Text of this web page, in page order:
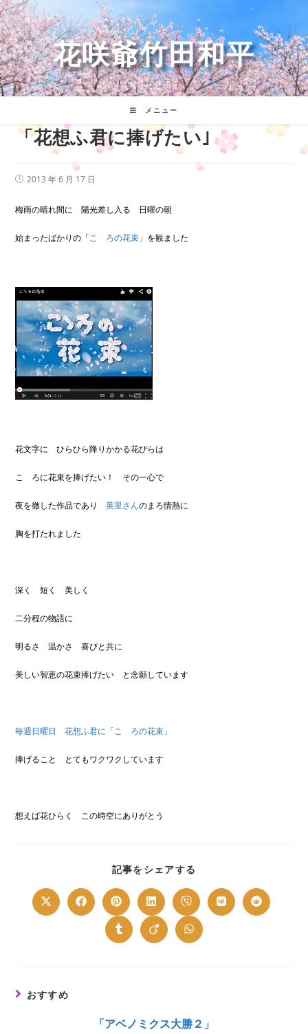
コ
ン
テ
ン
ツ
へ
ス
花咲爺竹田和平
メニュー
「花想ふ君に捧げたい｣
投
開
2013 年 6 月 17 日
梅雨の晴れ間に 陽光差し入る 日曜の朝
始まったばかりの「こゝろの花束 」を観ました
花文字に ひらひら降りかかる花びらは
こゝろに花束を捧げたい！ その一心で
夜を徹した作品であり英里さんのまろ情熱に
胸を打たれました
深く 短く 美しく
二分程の物語に
明るさ 温かさ 喜びと共に
美しい智恵の花束捧げたい と念願しています
毎週日曜日 花想ふ君に「こゝろの花束」
捧げること とてもワクワクしています
想えば花ひらく この時空にありがとう
記事をシェアする
CONTENT
Opens
in
Opens
in
window
Opens
in
a
new
window
Opens
in
a
new
window
Opens
in
a
new
window
Opens
in
Opens
in
Opens
in
Opens
in
Opens
in
おすすめ
「アベノミクス大勝２」